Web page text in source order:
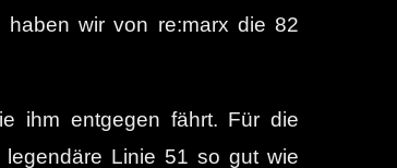
haben wir von re:marx die 82
ihm entgegen fährt. Für die
Linie 51 so gut wie